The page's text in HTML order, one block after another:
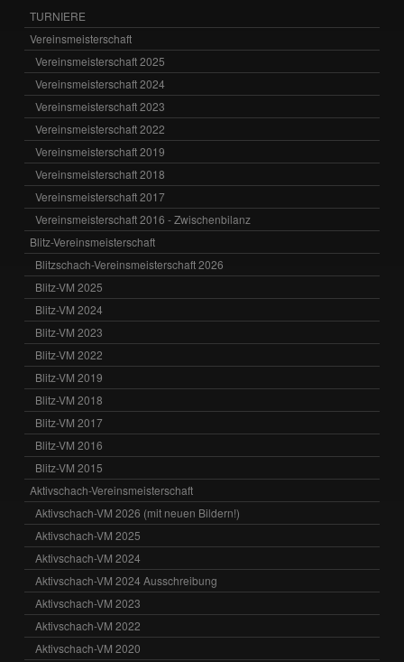
TURNIERE
Vereinsmeisterschaft
Vereinsmeisterschaft 2025
Vereinsmeisterschaft 2024
Vereinsmeisterschaft 2023
Vereinsmeisterschaft 2022
Vereinsmeisterschaft 2019
Vereinsmeisterschaft 2018
Vereinsmeisterschaft 2017
Vereinsmeisterschaft 2016 - Zwischenbilanz
Blitz-Vereinsmeisterschaft
Blitzschach-Vereinsmeisterschaft 2026
Blitz-VM 2025
Blitz-VM 2024
Blitz-VM 2023
Blitz-VM 2022
Blitz-VM 2019
Blitz-VM 2018
Blitz-VM 2017
Blitz-VM 2016
Blitz-VM 2015
Aktivschach-Vereinsmeisterschaft
Aktivschach-VM 2026 (mit neuen Bildern!)
Aktivschach-VM 2025
Aktivschach-VM 2024
Aktivschach-VM 2024 Ausschreibung
Aktivschach-VM 2023
Aktivschach-VM 2022
Aktivschach-VM 2020